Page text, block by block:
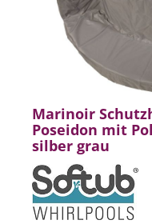
Marinoir
Poseidon mit
silber grau